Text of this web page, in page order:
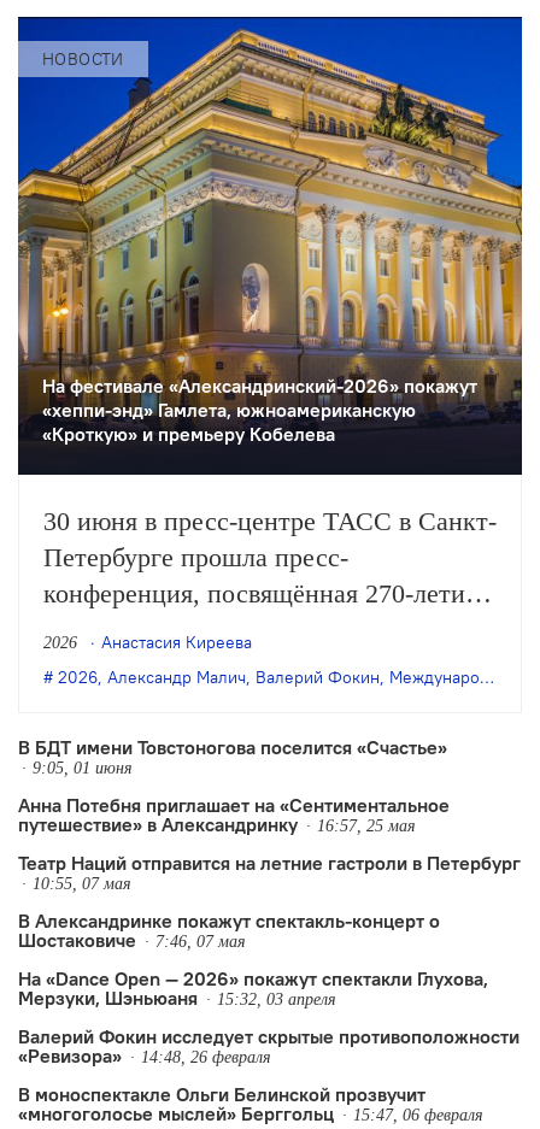
Кирилла Люкевича и «Дом, который
покинул Лев» театра «Пух и прах») и
три новые работы,…
НОВОСТИ
На фестивале «Александринский-2026» покажут
«хеппи-энд» Гамлета, южноамериканскую
«Кроткую» и премьеру Кобелева
30 июня в пресс-центре ТАСС в Санкт-
Петербурге прошла пресс-
конференция, посвящённая 270-летию
Александринского театра и старту
XVII Международного театрального
«Александринский». Художественный
руководитель Никита Кобелев и
директор театра Александр
рассказали о планах на следующий.
2026
Анастасия Киреева
2026 Александр Малич Валерий Фокин Международный театральный фестиваль "Александринский"
В БДТ имени Товстоногова поселится «Счастье»
9:05, 01 июня
Анна Потебня приглашает на «Сентиментальное
путешествие» в Александринку
16:57, 25 мая
Театр Наций отправится на летние гастроли в Петербург
10:55, 07 мая
В Александринке покажут спектакль-концерт о
Шостаковиче
7:46, 07 мая
На «Dance Open — 2026» покажут спектакли Глухова,
Мерзуки, Шэньюаня
15:32, 03 апреля
Валерий Фокин исследует скрытые противоположности
«Ревизора»
14:48, 26 февраля
В моноспектакле Ольги Белинской прозвучит
«многоголосье мыслей» Берггольц
15:47, 06 февраля